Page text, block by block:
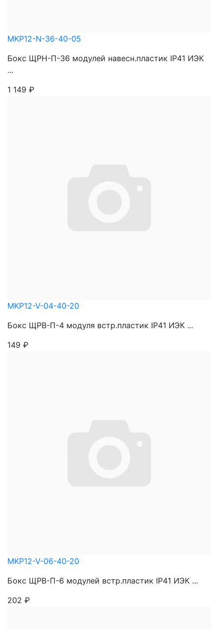
MKP12-N-36-40-05
Бокс ЩРН-П-36 модулей навесн.пластик IP41 ИЭК
...
1 149 ₽
MKP12-V-04-40-20
Бокс ЩРВ-П-4 модуля встр.пластик IP41 ИЭК ...
149 ₽
MKP12-V-06-40-20
Бокс ЩРВ-П-6 модулей встр.пластик IP41 ИЭК ...
202 ₽